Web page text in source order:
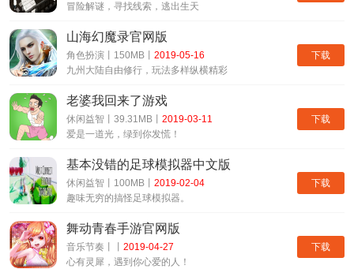
冒险解谜，寻找线索，逃出生天
下载
山海幻魔录官网版
角色扮演丨150MB丨 2019-05-16
九州大陆自由修行，玩法多样纵横精彩
下载
老婆我回来了游戏
休闲益智丨39.31MB丨 2019-03-11
爱是一道光，绿到你发慌！
下载
基本没错的足球模拟器中文版
休闲益智丨100MB丨 2019-02-04
趣味无穷的搞怪足球模拟器。
下载
舞动青春手游官网版
音乐节奏丨丨 2019-04-27
心有灵犀，遇到你心爱的人！